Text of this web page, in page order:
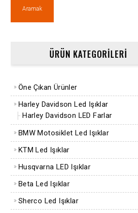
Aramak
ÜRÜN KATEGORİLERİ
Öne Çıkan Ürünler
Harley Davidson Led Işıklar
Harley Davidson LED Farlar
BMW Motosiklet Led Işıklar
KTM Led Işıklar
Husqvarna LED Işıklar
Beta Led Işıklar
Sherco Led Işıklar